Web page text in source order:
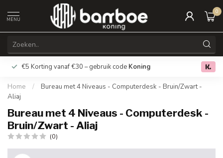
MENU
0
€5 Korting vanaf €30 – gebruik code Koning Gratis
Home /
Bureau met 4 Niveaus - Computerdesk - Bruin/Zwart -
Aliaj
Bureau met 4 Niveaus - Computerdesk -
Bruin/Zwart - Aliaj
(0)